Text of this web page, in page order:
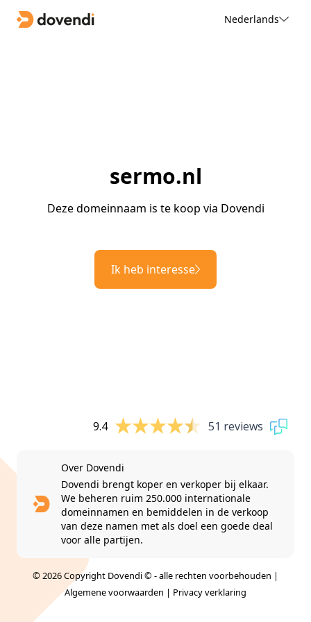
Nederlands
sermo.nl
Deze domeinnaam is te koop via Dovendi
Ik heb interesse
9.4 51 reviews
Over Dovendi
Dovendi brengt koper en verkoper bij elkaar.
We beheren ruim 250.000 internationale
domeinnamen en bemiddelen in de verkoop
van deze namen met als doel een goede deal
voor alle partijen.
© 2026 Copyright Dovendi © - alle rechten voorbehouden |
Algemene voorwaarden | Privacy verklaring